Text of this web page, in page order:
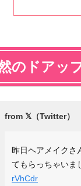
のドアッ
昨日ヘアメイクさ
てもらっちゃい
rVhCdr